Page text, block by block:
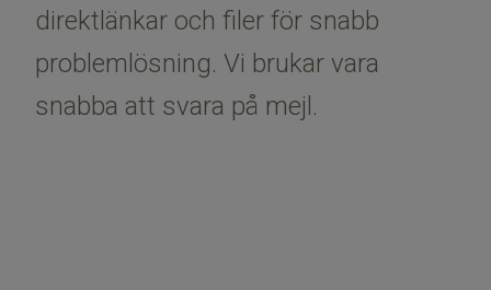
direktlänkar och filer för snabb
problemlösning. Vi brukar vara
snabba att svara på mejl.